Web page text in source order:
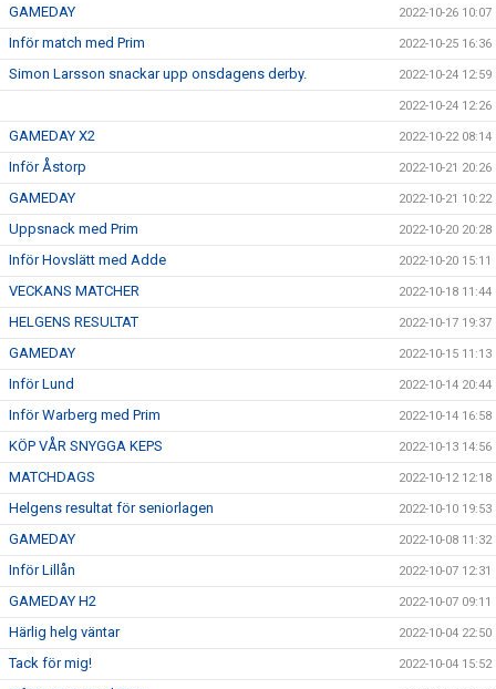
GAMEDAY 2022-10-26 10:07
Inför match med Prim 2022-10-25 16:36
Simon Larsson snackar upp onsdagens derby. 2022-10-24 12:59
2022-10-24 12:26
GAMEDAY X2 2022-10-22 08:14
Inför Åstorp 2022-10-21 20:26
GAMEDAY 2022-10-21 10:22
Uppsnack med Prim 2022-10-20 20:28
Inför Hovslätt med Adde 2022-10-20 15:11
VECKANS MATCHER 2022-10-18 11:44
HELGENS RESULTAT 2022-10-17 19:37
GAMEDAY 2022-10-15 11:13
Inför Lund 2022-10-14 20:44
Inför Warberg med Prim 2022-10-14 16:58
KÖP VÅR SNYGGA KEPS 2022-10-13 14:56
MATCHDAGS 2022-10-12 12:18
Helgens resultat för seniorlagen 2022-10-10 19:53
GAMEDAY 2022-10-08 11:32
Inför Lillån 2022-10-07 12:31
GAMEDAY H2 2022-10-07 09:11
Härlig helg väntar 2022-10-04 22:50
Tack för mig! 2022-10-04 15:52